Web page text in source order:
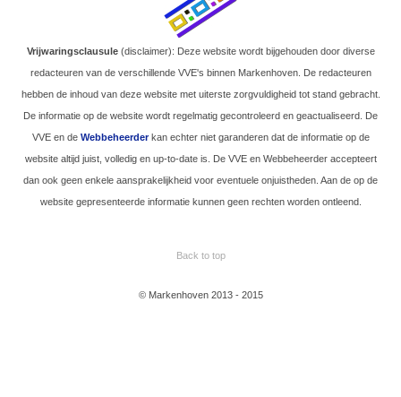
Vrijwaringsclausule(disclaimer): Deze website wordt bijgehouden door diverse
redacteuren van de verschillende VVE's binnen Markenhoven. De redacteuren
hebben de inhoud van deze website met uiterste zorgvuldigheid tot stand gebracht.
De informatie op de website wordt regelmatig gecontroleerd en geactualiseerd. De
VVE en de Webbeheerderkan echter niet garanderen dat de informatie op de
website altijd juist, volledig en up-to-date is. De VVE en Webbeheerder accepteert
dan ook geen enkele aansprakelijkheid voor eventuele onjuistheden. Aan de op de
website gepresenteerde informatie kunnen geen rechten worden ontleend.
Back to top
© Markenhoven 2013 - 2015